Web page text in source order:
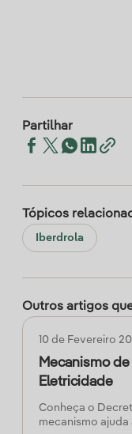
Partilhar
Tópicos
Iberdrola
Outros artigos
10 de Fevereiro
Mecanismo
Eletricidade
Conheça o
mecanismo